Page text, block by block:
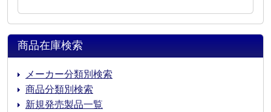
商品在庫検索
メーカー分類別検索
商品分類別検索
新規発売製品一覧